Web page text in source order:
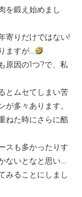
を鍛え始めまし
寄りだけではない!
ますが…
原因の1つ?で、私
とムセてしまい苦
が多々あります。
ねた時にさらに酷
スも多かったりす
ないとなと思い…
みることにしまし